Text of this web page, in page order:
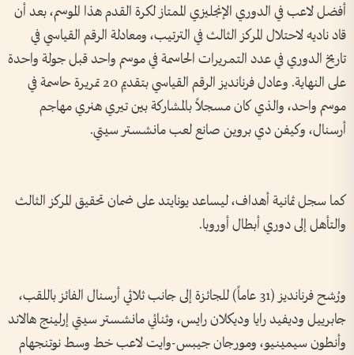
أفضل لاعب في الدوري الإنجليزي الممتاز لكرة القدم هذا الموسم، بعد أن
قاد ناديه لاحتلال المركز الثالث في الترتيب، ومعادلة الرقم القياسي في
تاريخ الدوري في عدد التمريرات ⁠الحاسمة في موسم واحد قبل جولة واحدة
على النهاية. وعادل فرنانديز الرقم القياسي بتقديم 20 تمريرة حاسمة في
موسم واحد، والذي كان ‌مسجلاً بالمشاركة بين تيري هنري مهاجم
أرسنال، وكيفن دي بروين صانع لعب مانشستر سيتي.
كما سجل ثمانية ‌أهداف، ليساعد يونايتد على ضمان تحقيق ‌المركز الثالث
والتأهل إلى دوري أبطال أوروبا.
ورُشح ‌فرنانديز (31 عاماً) للجائزة ‌إلى جانب ثلاثي أرسنال الفائز باللقب،
جابرييل وديفيد رايا وديكلان رايس، ​وثنائي مانشستر سيتي ‌إرلينج هالاند
​وأنطون سيمينيو، ومورجان جيبس-وايت ⁠لاعب خط وسط نوتنجهام